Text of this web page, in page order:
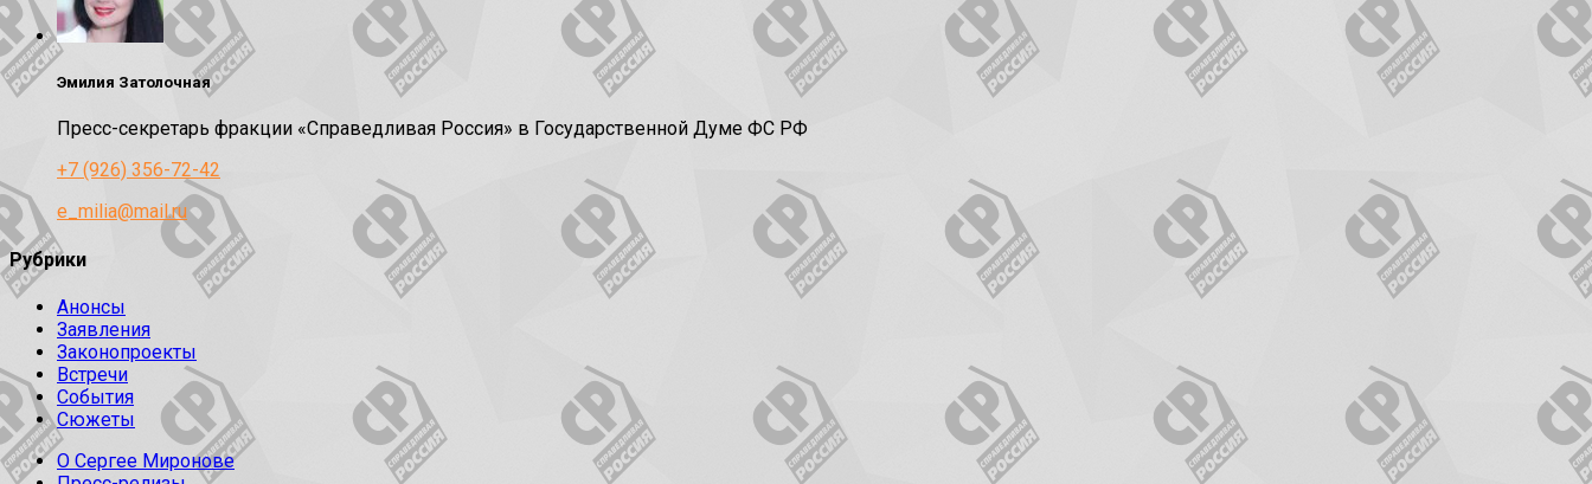
Эмилия Затолочная
Пресс-секретарь фракции «Справедливая Россия» в Государственной Думе ФС РФ
+7 (926) 356-72-42
e_milia@mail.ru
Рубрики
Анонсы
Заявления
Законопроекты
Встречи
События
Сюжеты
О Сергее Миронове